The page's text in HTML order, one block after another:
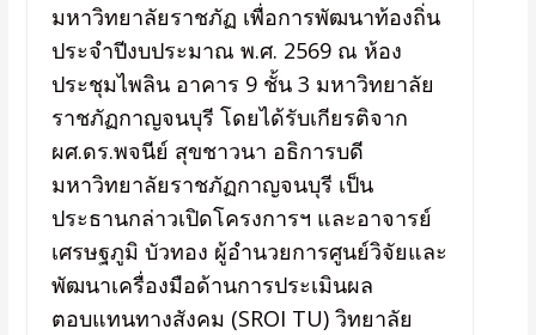
มหาวิทยาลัยราชภัฏ เพื่อการพัฒนาท้องถิ่น
ประจำปีงบประมาณ พ.ศ. 2569 ณ ห้อง
ประชุมไพลิน อาคาร 9 ชั้น 3 มหาวิทยาลัย
ราชภัฏกาญจนบุรี โดยได้รับเกียรติจาก
ผศ.ดร.พจนีย์ สุขชาวนา อธิการบดี
มหาวิทยาลัยราชภัฏกาญจนบุรี เป็น
ประธานกล่าวเปิดโครงการฯ และอาจารย์
เศรษฐภูมิ บัวทอง ผู้อำนวยการศูนย์วิจัยและ
พัฒนาเครื่องมือด้านการประเมินผล
ตอบแทนทางสังคม (SROI TU) วิทยาลัย